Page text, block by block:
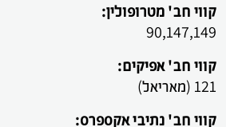
קווי חב' מטרופולין:
90,147,149
קווי חב' אפיקים:
121 (מאריאל)
קווי חב' נתיבי אקספרס: